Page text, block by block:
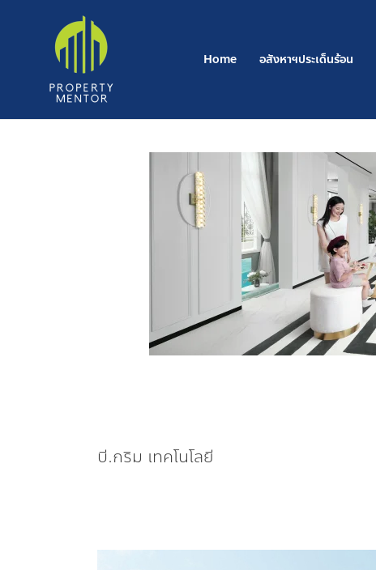
Home อสังหาฯประเด็นร้อน
บี.กริม เทคโนโลยี